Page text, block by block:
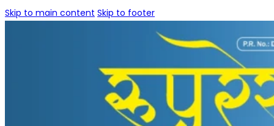
Skip to main content Skip to footer